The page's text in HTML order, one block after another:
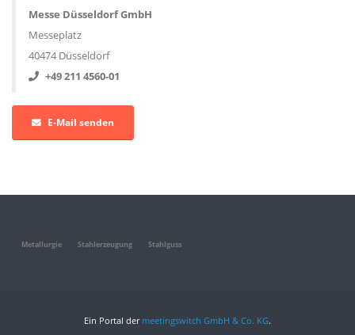
Messe Düsseldorf GmbH
Messeplatz
40474 Düsseldorf
+49 211 4560-01
E-Mail senden
Metallurgie Stahlerzeugung Stahlguss
Ein Portal der meetingswitch GmbH & Co. KG.